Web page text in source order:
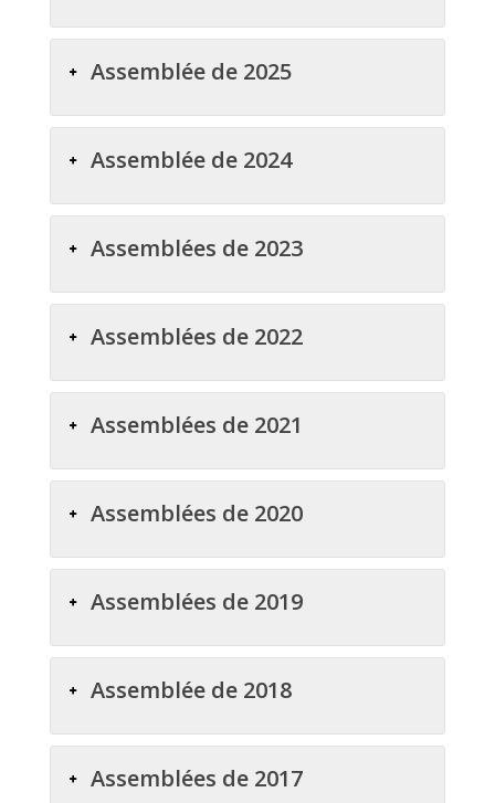
Assemblée de 2025
Assemblée de 2024
Assemblées de 2023
Assemblées de 2022
Assemblées de 2021
Assemblées de 2020
Assemblées de 2019
Assemblée de 2018
Assemblées de 2017